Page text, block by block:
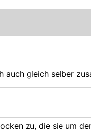
gleich selber
zu, die sie um